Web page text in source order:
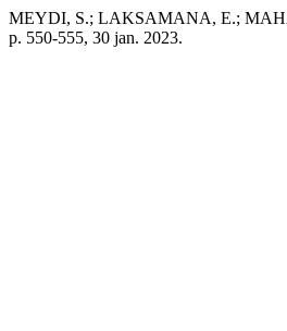
MEYDI, S.; LAKSAMANA, E.;
p. 550-555, 30 jan. 2023.